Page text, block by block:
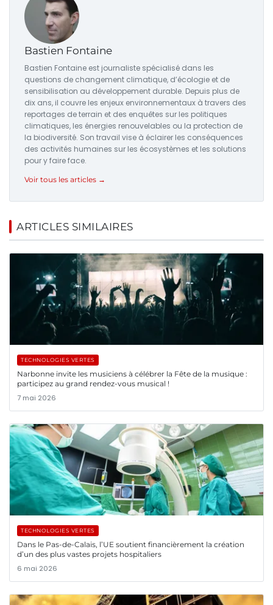
Bastien Fontaine
Bastien Fontaine est journaliste spécialisé dans les
questions de changement climatique, d’écologie et de
sensibilisation au développement durable. Depuis plus de
dix ans, il couvre les enjeux environnementaux à travers des
reportages de terrain et des enquêtes sur les politiques
climatiques, les énergies renouvelables ou la protection de
la biodiversité. Son travail vise à éclairer les conséquences
des activités humaines sur les écosystèmes et les solutions
pour y faire face.
Voir tous les articles →
ARTICLES SIMILAIRES
TECHNOLOGIES VERTES
Narbonne invite les musiciens à célébrer la Fête de la musique :
participez au grand rendez-vous musical !
7 mai 2026
TECHNOLOGIES VERTES
Dans le Pas-de-Calais, l’UE soutient financièrement la création
d’un des plus vastes projets hospitaliers
6 mai 2026